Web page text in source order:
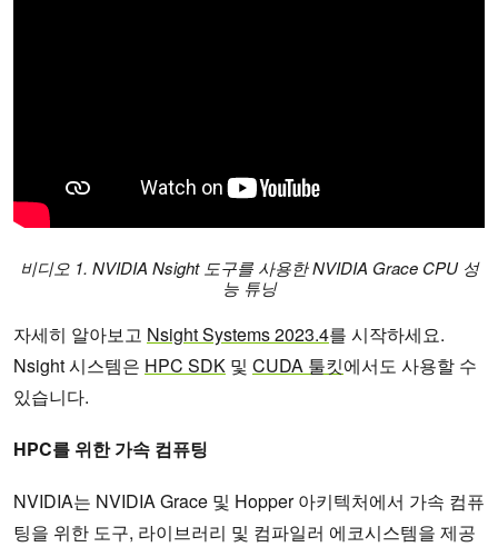
비디오 1. NVIDIA Nsight 도구를 사용한 NVIDIA Grace CPU 성
능 튜닝
자세히 알아보고 Nsight Systems 2023.4를 시작하세요.
Nsight 시스템은 HPC SDK 및 CUDA 툴킷에서도 사용할 수
있습니다.
HPC를 위한 가속 컴퓨팅
NVIDIA는 NVIDIA Grace 및 Hopper 아키텍처에서 가속 컴퓨
팅을 위한 도구, 라이브러리 및 컴파일러 에코시스템을 제공